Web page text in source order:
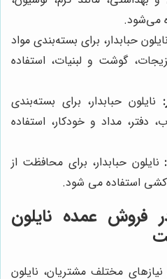
می‌شود.
نایلون حبابدار، برای بسته‌بندی مواد
گوشت و لبنیات، استفاده
نایلون حبابدار، برای بسته‌بندی
دفتر، مداد و خودکار، استفاده
نایلون حبابدار، برای محافظت از
استفاده می شود.
فروش عمده نایلون
مختلف مشتریان، نایلون